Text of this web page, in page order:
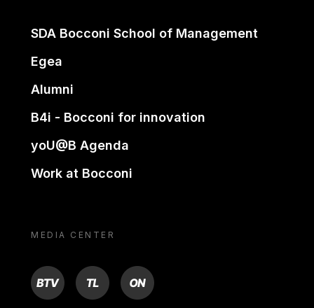
SDA Bocconi School of Management
Egea
Alumni
B4i - Bocconi for innovation
yoU@B Agenda
Work at Bocconi
MEDIA CENTER
BTV TL ON